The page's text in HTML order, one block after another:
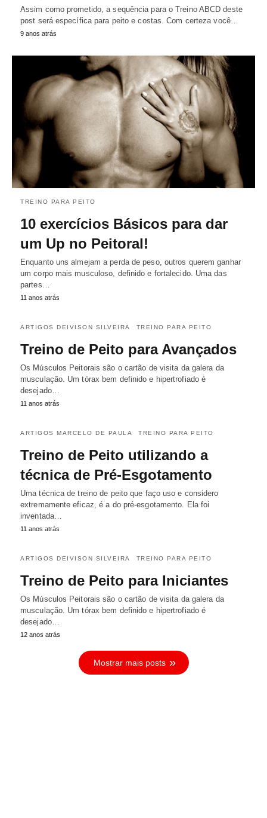
Assim como prometido, a sequência para o Treino ABCD deste
post será específica para peito e costas. Com certeza você…
9 anos atrás
TREINO PARA PEITO
10 exercícios Básicos para dar
um Up no Peitoral!
Enquanto uns almejam a perda de peso, outros querem ganhar
um corpo mais musculoso, definido e fortalecido. Uma das
partes…
11 anos atrás
ARTIGOS DEIVISON SILVEIRA TREINO PARA PEITO
Treino de Peito para Avançados
Os Músculos Peitorais são o cartão de visita da galera da
musculação. Um tórax bem definido e hipertrofiado é
desejado…
11 anos atrás
ARTIGOS MARCELO DE PAULA TREINO PARA PEITO
Treino de Peito utilizando a
técnica de Pré-Esgotamento
Uma técnica de treino de peito que faço uso e considero
extremamente eficaz, é a do pré-esgotamento. Ela foi
inventada…
11 anos atrás
ARTIGOS DEIVISON SILVEIRA TREINO PARA PEITO
Treino de Peito para Iniciantes
Os Músculos Peitorais são o cartão de visita da galera da
musculação. Um tórax bem definido e hipertrofiado é
desejado…
12 anos atrás
Mostrar mais posts